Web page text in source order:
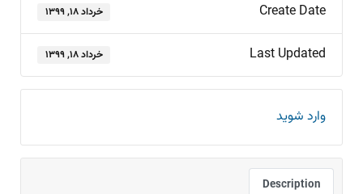
Create Date خرداد ۱۸, ۱۳۹۹
Last Updated خرداد ۱۸, ۱۳۹۹
وارد شوید
Description